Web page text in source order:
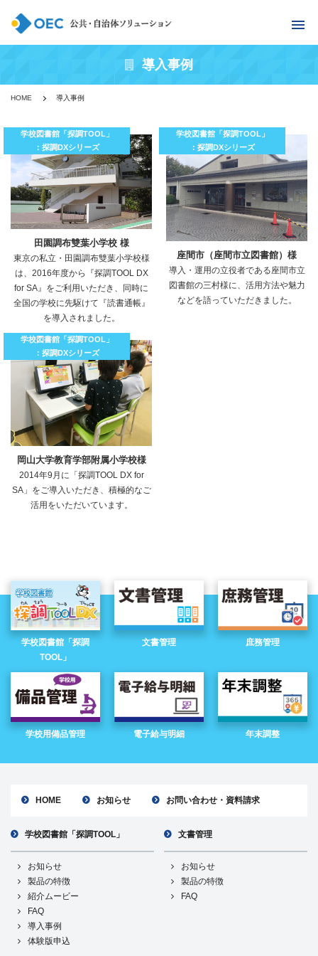
導入事例
HOME 導入事例
学校図書館「探調TOOL」
：探調DXシリーズ
田園調布雙葉小学校 様
東京の私立・田園調布雙葉小学校様
は、2016年度から『探調TOOL DX
for SA』をご利用いただき、同時に
全国の学校に先駆けて『読書通帳』
を導入されました。
学校図書館「探調TOOL」
：探調DXシリーズ
座間市（座間市立図書館）様
導入・運用の立役者である座間市立
図書館の三村様に、活用方法や魅力
などを語っていただきました。
学校図書館「探調TOOL」
：探調DXシリーズ
岡山大学教育学部附属小学校様
2014年9月に「探調TOOL DX for
SA」をご導入いただき、積極的なご
活用をいただいています。
学校図書館「探調
TOOL」
文書管理 庶務管理
学校用備品管理 電子給与明細 年末調整
HOME お知らせ お問い合わせ・資料請求
学校図書館「探調TOOL」
お知らせ
製品の特徴
紹介ムービー
FAQ
導入事例
体験版申込
文書管理
お知らせ
製品の特徴
FAQ